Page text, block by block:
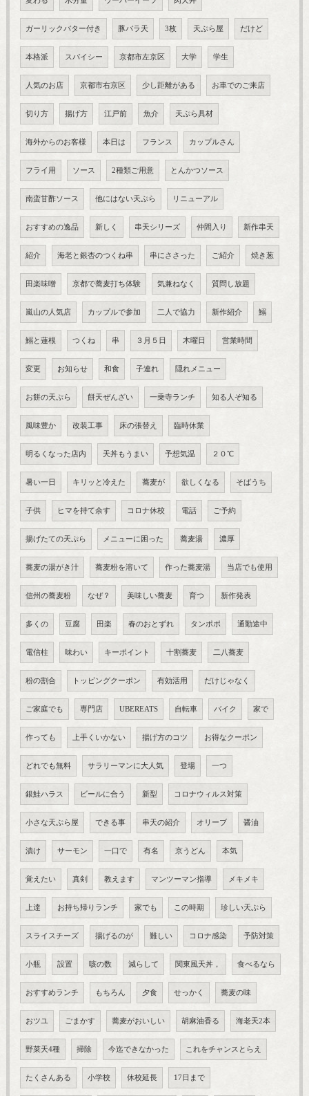
ガーリックバター付き 豚バラ天 3枚 天ぷら屋 だけど
本格派 スパイシー 京都市左京区 大学 学生
人気のお店 京都市右京区 少し距離がある お車でのご来店
切り方 揚げ方 江戸前 魚介 天ぷら具材
海外からのお客様 本日は フランス カップルさん
フライ用 ソース 2種類ご用意 とんかつソース
南蛮甘酢ソース 他にはない天ぷら リニューアル
おすすめの逸品 新しく 串天シリーズ 仲間入り 新作串天
紹介 海老と銀杏のつくね串 串にささった ご紹介 焼き葱
田楽味噌 京都で蕎麦打ち体験 気兼ねなく 質問し放題
嵐山の人気店 カップルで参加 二人で協力 新作紹介 鰯
鰯と蓮根 つくね 串 ３月５日 木曜日 営業時間
変更 お知らせ 和食 子連れ 隠れメニュー
お餅の天ぷら 餅天ぜんざい 一乗寺ランチ 知る人ぞ知る
風味豊か 改装工事 床の張替え 臨時休業
明るくなった店内 天丼もうまい 予想気温 ２０℃
暑い一日 キリッと冷えた 蕎麦が 欲しくなる そばうち
子供 ヒマを持て余す コロナ休校 電話 ご予約
揚げたての天ぷら メニューに困った 蕎麦湯 濃厚
蕎麦の湯がき汁 蕎麦粉を溶いて 作った蕎麦湯 当店でも使用
信州の蕎麦粉 なぜ？ 美味しい蕎麦 育つ 新作発表
多くの 豆腐 田楽 春のおとずれ タンポポ 通勤途中
電信柱 味わい キーポイント 十割蕎麦 二八蕎麦
粉の割合 トッピングクーポン 有効活用 だけじゃなく
ご家庭でも 専門店 UBEREATS 自転車 バイク 家で
作っても 上手くいかない 揚げ方のコツ お得なクーポン
どれでも無料 サラリーマンに大人気 登場 一つ
銀鮭ハラス ビールに合う 新型 コロナウィルス対策
小さな天ぷら屋 できる事 串天の紹介 オリーブ 醤油
漬け サーモン 一口で 有名 京うどん 本気
覚えたい 真剣 教えます マンツーマン指導 メキメキ
上達 お持ち帰りランチ 家でも この時期 珍しい天ぷら
スライスチーズ 揚げるのが 難しい コロナ感染 予防対策
小瓶 設置 咳の数 減らして 関東風天丼， 食べるなら
おすすめランチ もちろん 夕食 せっかく 蕎麦の味
おツユ ごまかす 蕎麦がおいしい 胡麻油香る 海老天2本
野菜天4種 掃除 今迄できなかった これをチャンスとらえ
たくさんある 小学校 休校延長 17日まで